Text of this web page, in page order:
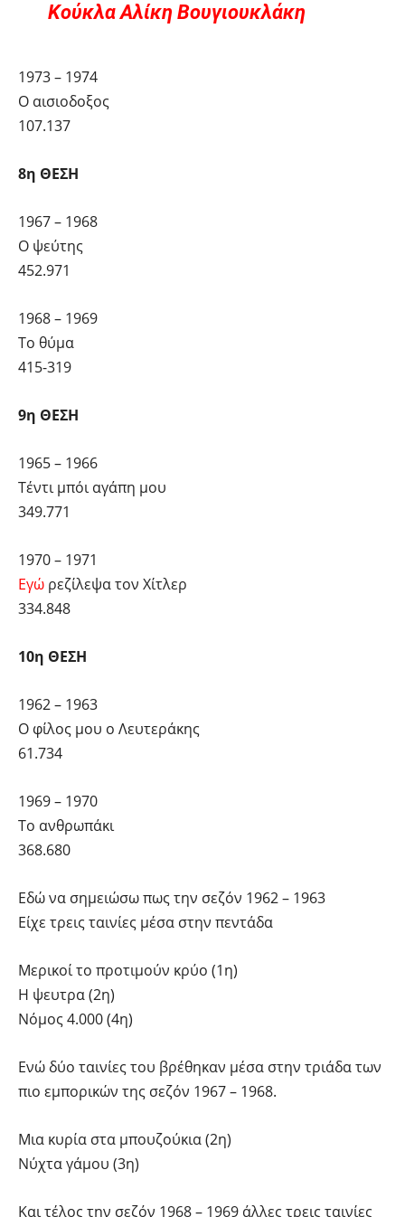
Κούκλα Αλίκη Βουγιουκλάκη
1973 – 1974
Ο αισιοδοξος
107.137
8η ΘΕΣΗ
1967 – 1968
Ο ψεύτης
452.971
1968 – 1969
Το θύμα
415-319
9η ΘΕΣΗ
1965 – 1966
Τέντι μπόι αγάπη μου
349.771
1970 – 1971
Εγώ ρεζίλεψα τον Χίτλερ
334.848
10η ΘΕΣΗ
1962 – 1963
Ο φίλος μου ο Λευτεράκης
61.734
1969 – 1970
Το ανθρωπάκι
368.680
Εδώ να σημειώσω πως την σεζόν 1962 – 1963
Είχε τρεις ταινίες μέσα στην πεντάδα
Μερικοί το προτιμούν κρύο (1η)
Η ψευτρα (2η)
Νόμος 4.000 (4η)
Ενώ δύο ταινίες του βρέθηκαν μέσα στην τριάδα των
πιο εμπορικών της σεζόν 1967 – 1968.
Μια κυρία στα μπουζούκια (2η)
Νύχτα γάμου (3η)
Και τέλος την σεζόν 1968 – 1969 άλλες τρεις ταινίες